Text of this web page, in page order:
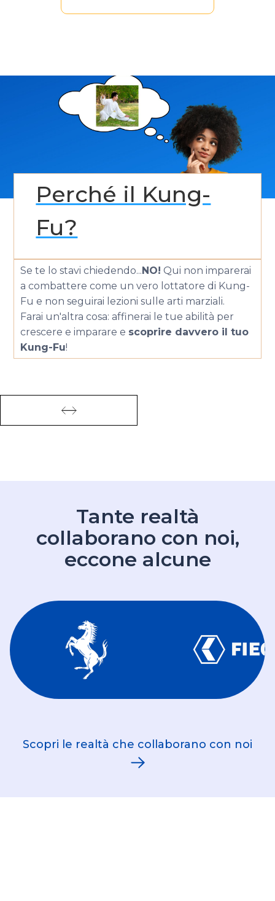
Perché il Kung-
Fu?
Se te lo stavi chiedendo...NO! Qui non imparerai
a combattere come un vero lottatore di Kung-
Fu e non seguirai lezioni sulle arti marziali.
Farai un'altra cosa: affinerai le tue abilità per
crescere e imparare e scoprire davvero il tuo
Kung-Fu!
Tante realtà
collaborano con noi,
eccone alcune
Scopri le realtà che collaborano con noi